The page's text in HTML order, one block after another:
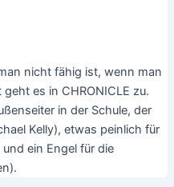
nicht fähig ist, wenn man
es in CHRONICLE zu.
in der Schule, der
Kelly), etwas peinlich für
ein Engel für die